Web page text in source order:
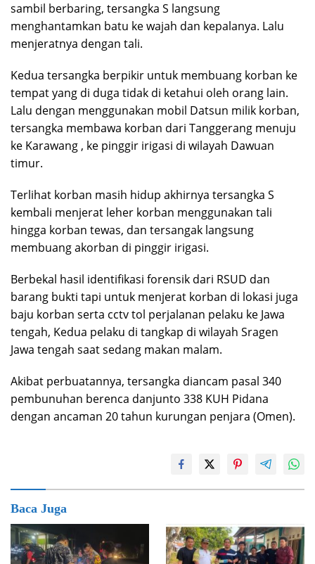
sambil berbaring, tersangka S langsung
menghantamkan batu ke wajah dan kepalanya. Lalu
menjeratnya dengan tali.
Kedua tersangka berpikir untuk membuang korban ke
tempat yang di duga tidak di ketahui oleh orang lain.
Lalu dengan menggunakan mobil Datsun milik korban,
tersangka membawa korban dari Tanggerang menuju
ke Karawang , ke pinggir irigasi di wilayah Dawuan
timur.
Terlihat korban masih hidup akhirnya tersangka S
kembali menjerat leher korban menggunakan tali
hingga korban tewas, dan tersangak langsung
membuang akorban di pinggir irigasi.
Berbekal hasil identifikasi forensik dari RSUD dan
barang bukti tapi untuk menjerat korban di lokasi juga
baju korban serta cctv tol perjalanan pelaku ke Jawa
tengah, Kedua pelaku di tangkap di wilayah Sragen
Jawa tengah saat sedang makan malam.
Akibat perbuatannya, tersangka diancam pasal 340
pembunuhan berenca danjunto 338 KUH Pidana
dengan ancaman 20 tahun kurungan penjara (Omen).
Baca Juga